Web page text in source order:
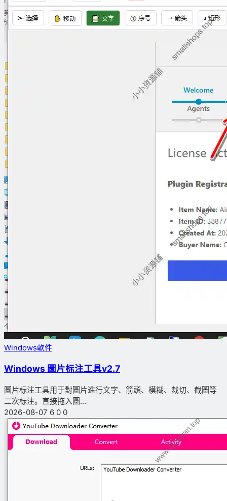
Windows軟件
Windows 圖片标注工具v2.7
圖片标注工具用于對圖片進行文字、箭頭、模糊、裁切、截圖等
二次标注。直接拖入圖...
2026-08-07 6 0 0